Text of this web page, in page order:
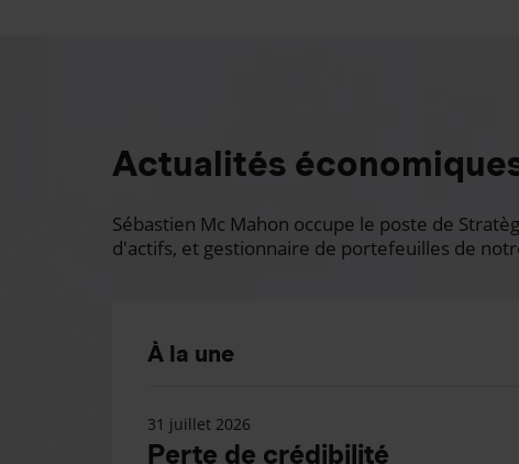
Actualités
Sébastien Mc Mahon occupe le poste de
d'actifs, et gestionnaire de portefeuilles de
À la une
31 juillet 2026
Perte de crédibilité